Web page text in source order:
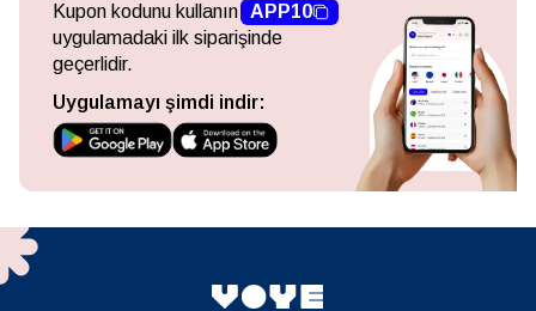
Kupon kodunu kullanın APP10
uygulamadaki ilk siparişinde
geçerlidir.
Uygulamayı şimdi indir: